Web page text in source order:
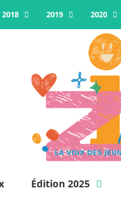
2018 2019 2020
Édition 2025